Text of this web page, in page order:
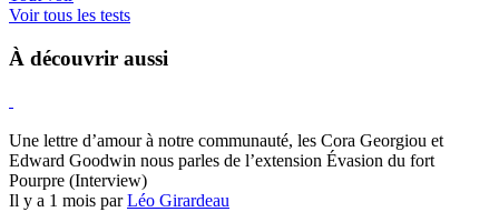
Voir tous les tests
À découvrir aussi
Une lettre d’amour à notre communauté, les Cora Georgiou et
Edward Goodwin nous parles de l’extension Évasion du fort
Pourpre (Interview)
Il y a 1 mois parLéo Girardeau